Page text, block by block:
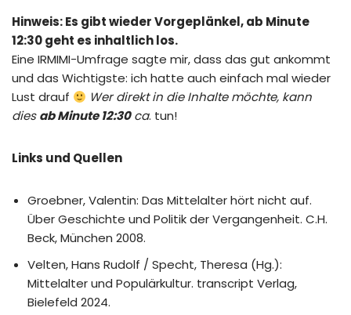
Hinweis: Es gibt wieder Vorgeplänkel, ab Minute
12:30 geht es inhaltlich los.
Eine IRMIMI-Umfrage sagte mir, dass das gut ankommt
und das Wichtigste: ich hatte auch einfach mal wieder
Lust drauf
Wer direkt in die Inhalte möchte, kann
diesab Minute 12:30ca. tun!
Links und Quellen
Groebner, Valentin: Das Mittelalter hört nicht auf.
Über Geschichte und Politik der Vergangenheit. C.H.
Beck, München 2008.
Velten, Hans Rudolf / Specht, Theresa (Hg.):
Mittelalter und Populärkultur. transcript Verlag,
Bielefeld 2024.